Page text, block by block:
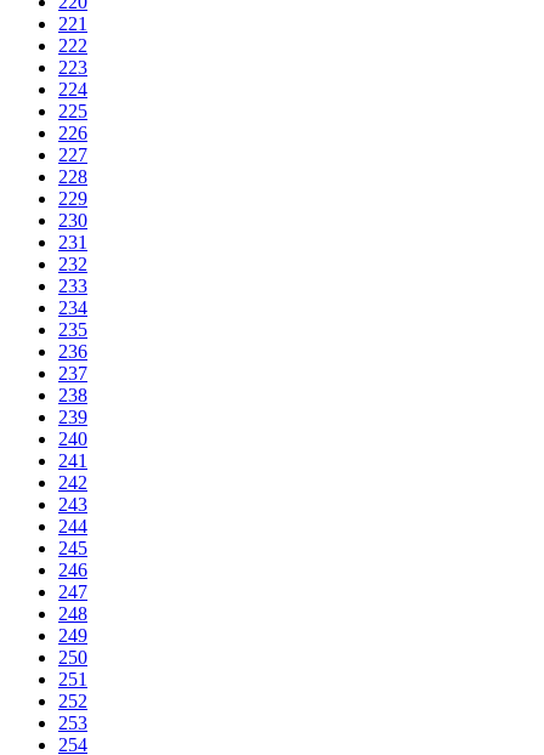
221
222
223
224
225
226
227
228
229
230
231
232
233
234
235
236
237
238
239
240
241
242
243
244
245
246
247
248
249
250
251
252
253
254